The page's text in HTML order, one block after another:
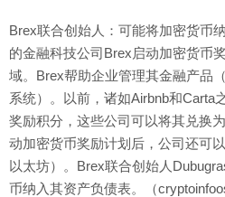
Brex联合创始人：可能将加密货币
的金融科技公司Brex启动加密货币
域。Brex帮助企业管理其金融产品
系统）。以前，诸如Airbnb和Carta
奖励积分，这些公司可以将其兑换
动加密货币奖励计划后，公司还可
以太坊）。Brex联合创始人
币纳入其资产负债表。（